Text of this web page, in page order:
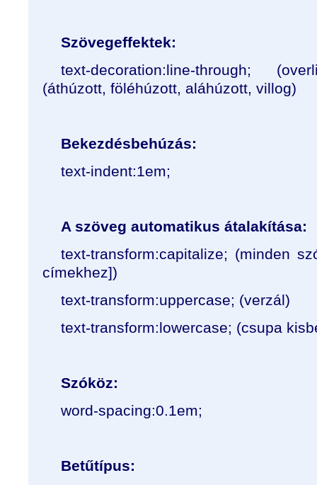
Szövegeffektek:
text-decoration:line-through;
(áthúzott, föléhúzott, aláhúzott, villog)
Bekezdésbehúzás:
text-indent:1em;
A szöveg automatikus átalakítása:
text-transform:capitalize; (minden
címekhez])
text-transform:uppercase; (verzál)
text-transform:lowercase; (csupa
Szóköz:
word-spacing:0.1em;
Betűtípus: